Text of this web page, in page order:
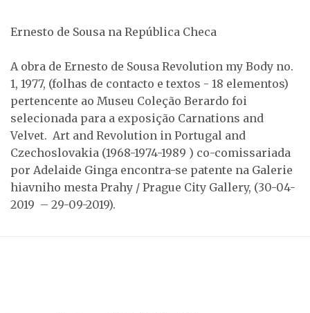
Ernesto de Sousa na República Checa
A obra de Ernesto de Sousa Revolution my Body no.
1, 1977, (folhas de contacto e textos - 18 elementos)
pertencente ao Museu Coleção Berardo foi
selecionada para a exposição Carnations and
Velvet. Art and Revolution in Portugal and
Czechoslovakia (1968-1974-1989 ) co-comissariada
por Adelaide Ginga encontra-se patente na Galerie
hiavniho mesta Prahy / Prague City Gallery, (30-04-
2019 – 29-09-2019).